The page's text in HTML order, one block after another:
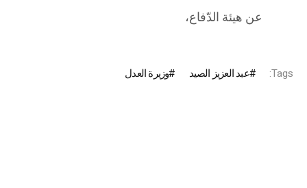
عن هيئة الدّفاع،
Tags: عبد العزيز الصيد وزيرة العدل